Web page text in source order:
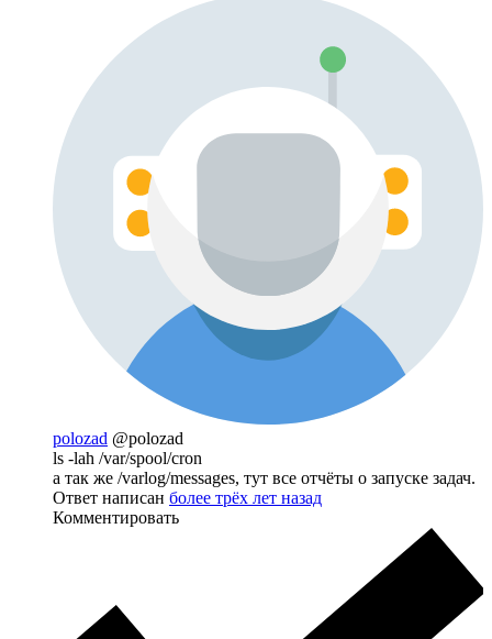
polozad @polozad
ls -lah /var/spool/cron
а так же /varlog/messages, тут все отчёты о запуске задач.
Ответ написан более трёх лет назад
Комментировать